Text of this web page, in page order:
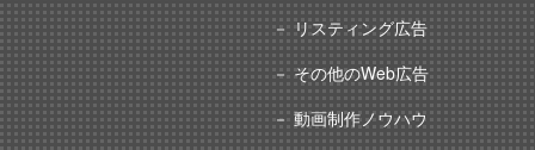
リスティング広告
その他のWeb広告
動画制作ノウハウ